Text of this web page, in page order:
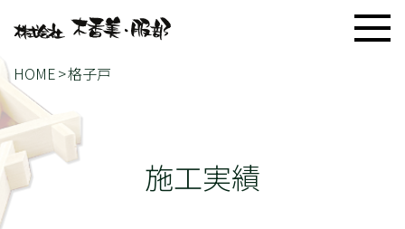
HOME 格子戸
施工実績